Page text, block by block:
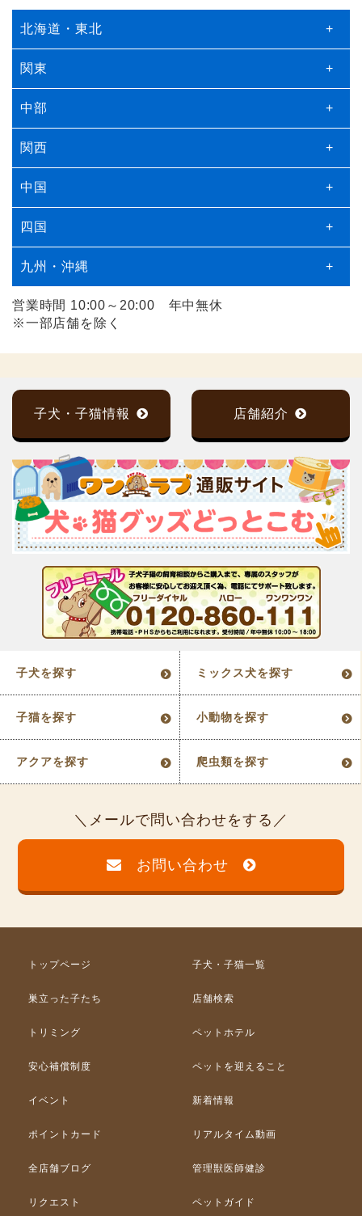
北海道・東北 +
関東 +
中部 +
関西 +
中国 +
四国 +
九州・沖縄 +
営業時間 10:00～20:00 年中無休
※一部店舗を除く
子犬・子猫情報 店舗紹介
子犬を探す ミックス犬を探す
子猫を探す 小動物を探す
アクアを探す 爬虫類を探す
メールで問い合わせをする
お問い合わせ
トップページ 子犬・子猫一覧
巣立った子たち 店舗検索
トリミング ペットホテル
安心補償制度 ペットを迎えること
イベント 新着情報
ポイントカード リアルタイム動画
全店舗ブログ 管理獣医師健診
リクエスト ペットガイド